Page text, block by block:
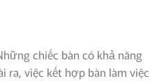
chiếc bàn có khả năng
ra, việc kết hợp bàn làm việc